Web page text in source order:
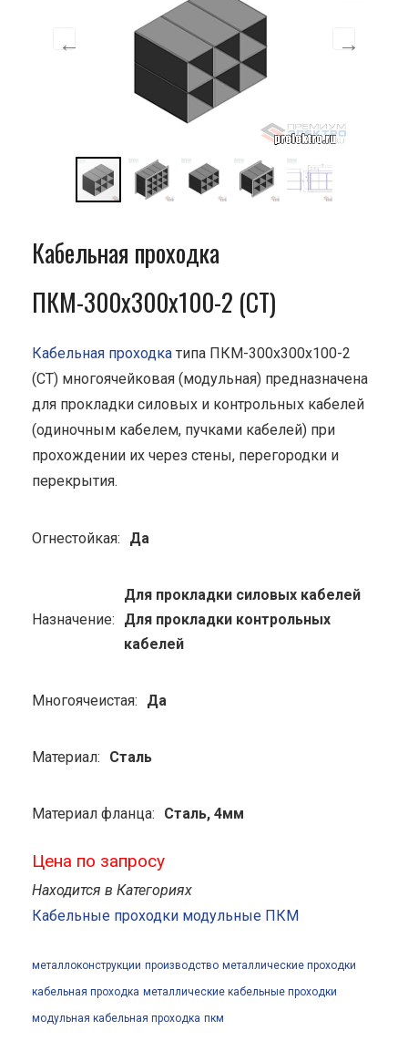
Кабельная проходка
ПКМ-300х300х100-2 (СТ)
Кабельная проходка типа ПКМ-300х300х100-2
(СТ) многоячейковая (модульная) предназначена
для прокладки силовых и контрольных кабелей
(одиночным кабелем, пучками кабелей) при
прохождении их через стены, перегородки и
перекрытия.
Огнестойкая: Да
Назначение:
Для прокладки силовых кабелей
Для прокладки контрольных
кабелей
Многоячеистая: Да
Материал: Сталь
Материал фланца: Сталь, 4мм
Цена по запросу
Находится в Категориях
Кабельные проходки модульные ПКМ
металлоконструкции производство металлические проходки
кабельная проходка металлические кабельные проходки
модульная кабельная проходка пкм